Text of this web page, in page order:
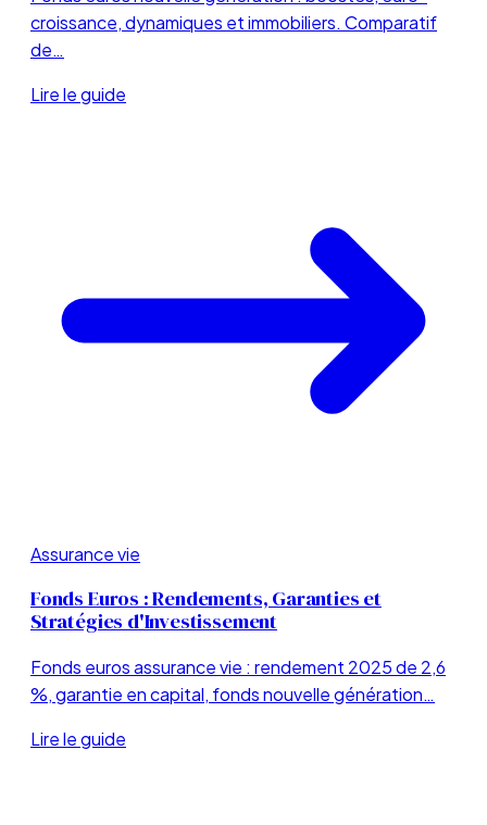
croissance, dynamiques et immobiliers. Comparatif
de…
Lire le guide
Assurance vie
Fonds Euros : Rendements, Garanties et
Stratégies d'Investissement
Fonds euros assurance vie : rendement 2025 de 2,6
%, garantie en capital, fonds nouvelle génération…
Lire le guide